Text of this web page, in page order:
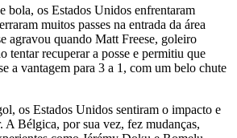
bola, os Estados Unidos enfrentaram
muitos passes na entrada da área
agravou quando Matt Freese, goleiro
tentar recuperar a posse e permitiu que
a vantagem para 3 a 1, com um belo chute
os Estados Unidos sentiram o impacto e
A Bélgica, por sua vez, fez mudanças,